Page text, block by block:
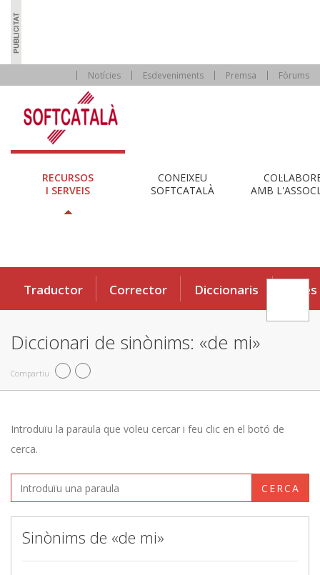
Notícies Esdeveniments Premsa Fòrums
RECURSOS
I SERVEIS
CONEIXEU
SOFTCATALÀ
AMB
Traductor Corrector Diccionaris Eines
Diccionari de sinònims: «de mi»
Compartiu
Introduïu la paraula que voleu cercar i feu clic en el botó de
cerca.
CERCA
Sinònims de «de mi»